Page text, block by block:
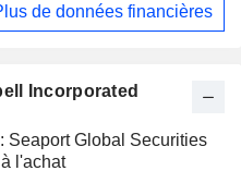
Incorporated
Seaport Global Securities
l'achat
de données financières